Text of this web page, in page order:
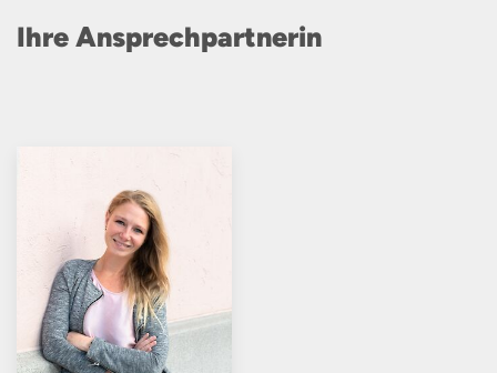
Ihre Ansprechpartnerin